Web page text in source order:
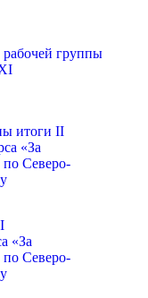
группы
итоги II
«За
по Северо-
«За
по Северо-